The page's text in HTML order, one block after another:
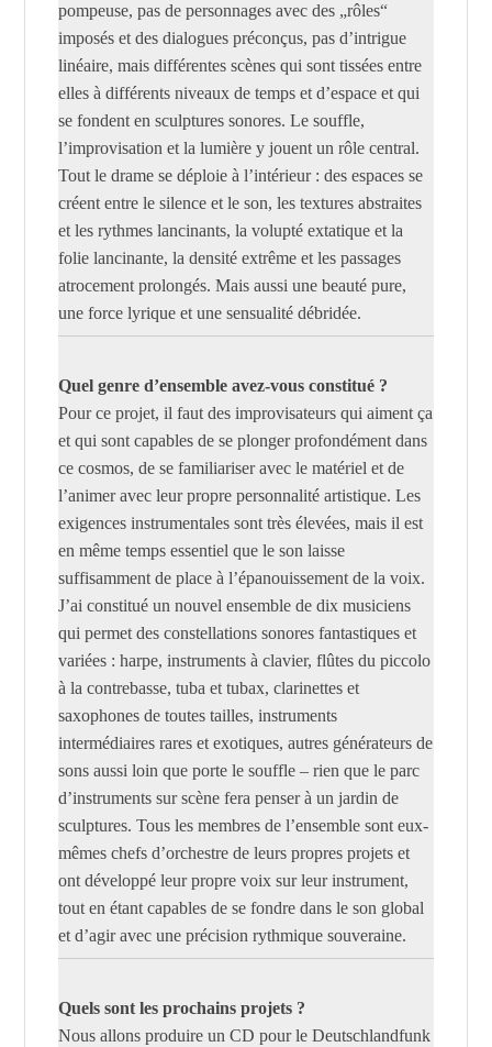
pompeuse, pas de personnages avec des „rôles“
imposés et des dialogues préconçus, pas d’intrigue
linéaire, mais différentes scènes qui sont tissées entre
elles à différents niveaux de temps et d’espace et qui
se fondent en sculptures sonores. Le souffle,
l’improvisation et la lumière y jouent un rôle central.
Tout le drame se déploie à l’intérieur : des espaces se
créent entre le silence et le son, les textures abstraites
et les rythmes lancinants, la volupté extatique et la
folie lancinante, la densité extrême et les passages
atrocement prolongés. Mais aussi une beauté pure,
une force lyrique et une sensualité débridée.
Quel genre d’ensemble avez-vous constitué ?
Pour ce projet, il faut des improvisateurs qui aiment ça
et qui sont capables de se plonger profondément dans
ce cosmos, de se familiariser avec le matériel et de
l’animer avec leur propre personnalité artistique. Les
exigences instrumentales sont très élevées, mais il est
en même temps essentiel que le son laisse
suffisamment de place à l’épanouissement de la voix.
J’ai constitué un nouvel ensemble de dix musiciens
qui permet des constellations sonores fantastiques et
variées : harpe, instruments à clavier, flûtes du piccolo
à la contrebasse, tuba et tubax, clarinettes et
saxophones de toutes tailles, instruments
intermédiaires rares et exotiques, autres générateurs de
sons aussi loin que porte le souffle – rien que le parc
d’instruments sur scène fera penser à un jardin de
sculptures. Tous les membres de l’ensemble sont eux-
mêmes chefs d’orchestre de leurs propres projets et
ont développé leur propre voix sur leur instrument,
tout en étant capables de se fondre dans le son global
et d’agir avec une précision rythmique souveraine.
Quels sont les prochains projets ?
Nous allons produire un CD pour le Deutschlandfunk